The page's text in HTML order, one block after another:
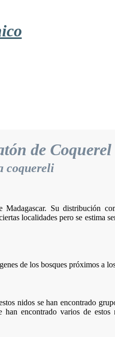
de Coquerel
coquereli
Madagascar. Su distribución
localidades pero se estima
de los bosques próximos a
nidos se han encontrado
encontrado varios de estos